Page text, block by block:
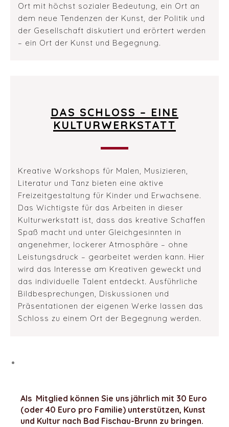
Ort mit höchst sozialer Bedeutung, ein Ort an
dem neue Tendenzen der Kunst, der Politik und
der Gesellschaft diskutiert und erörtert werden
– ein Ort der Kunst und Begegnung.
DAS SCHLOSS – EINE
KULTURWERKSTATT
Kreative Workshops für Malen, Musizieren,
Literatur und Tanz bieten eine aktive
Freizeitgestaltung für Kinder und Erwachsene.
Das Wichtigste für das Arbeiten in dieser
Kulturwerkstatt ist, dass das kreative Schaffen
Spaß macht und unter Gleichgesinnten in
angenehmer, lockerer Atmosphäre – ohne
Leistungsdruck – gearbeitet werden kann. Hier
wird das Interesse am Kreativen geweckt und
das individuelle Talent entdeckt. Ausführliche
Bildbesprechungen, Diskussionen und
Präsentationen der eigenen Werke lassen das
Schloss zu einem Ort der Begegnung werden.
Als Mitglied können Sie uns jährlich mit 30 Euro
(oder 40 Euro pro Familie) unterstützen, Kunst
und Kultur nach Bad Fischau-Brunn zu bringen.